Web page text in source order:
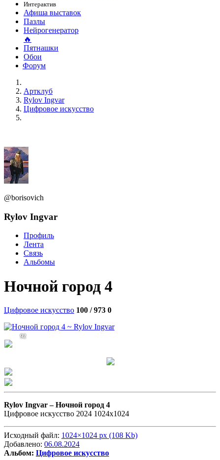
Интерактив
Афиша выставок
Пазлы
Нейрогенератор
🔥
Пятнашки
Обои
Форум
Артклуб
Rylov Ingvar
Цифровое искусство
@borisovich
Rylov Ingvar
Профиль
Лента
Связь
Альбомы
Ночной город 4
Цифровое искусство 100 / 973 0
92
Rylov Ingvar –Ночной город 4
Цифровое искусство 2024 1024х1024
Исходный файл: 1024×1024 px (108 Kb)
Добавлено: 06.08.2024
Альбом: Цифровое искусство